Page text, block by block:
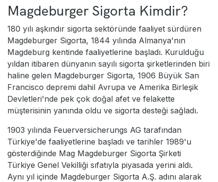
Magdeburger Sigorta Kimdir?
180 yılı aşkındır sigorta sektöründe faaliyet sürdüren
Magdeburger Sigorta, 1844 yılında Almanya'nın
Magdeburg kentinde faaliyetlerine başladı. Kurulduğu
yıldan itibaren dünyanın sayılı sigorta şirketlerinden biri
haline gelen Magdeburger Sigorta, 1906 Büyük San
Francisco depremi dahil Avrupa ve Amerika Birleşik
Devletleri'nde pek çok doğal afet ve felakette
müşterisinin yanında oldu ve sigorta desteği sağladı.
1903 yılında Feuerversicherungs AG tarafından
Türkiye'de faaliyetlerine başladı ve tarihler 1989'u
gösterdiğinde Mag Magdeburger Sigorta Şirketi
Türkiye Genel Vekilliği sıfatıyla piyasada yerini aldı.
Aynı yıl içinde Magdeburger Sigorta A.Ş. adını alarak